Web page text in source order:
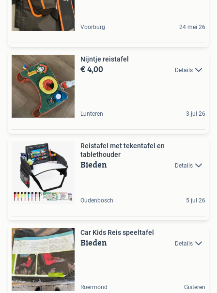
Voorburg 24 mei 26
Nijntje reistafel
€ 4,00 Details
Lunteren 3 jul 26
Reistafel met tekentafel en
tablethouder
Bieden Details
Oudenbosch 5 jul 26
Car Kids Reis speeltafel
Bieden Details
Roermond Gisteren